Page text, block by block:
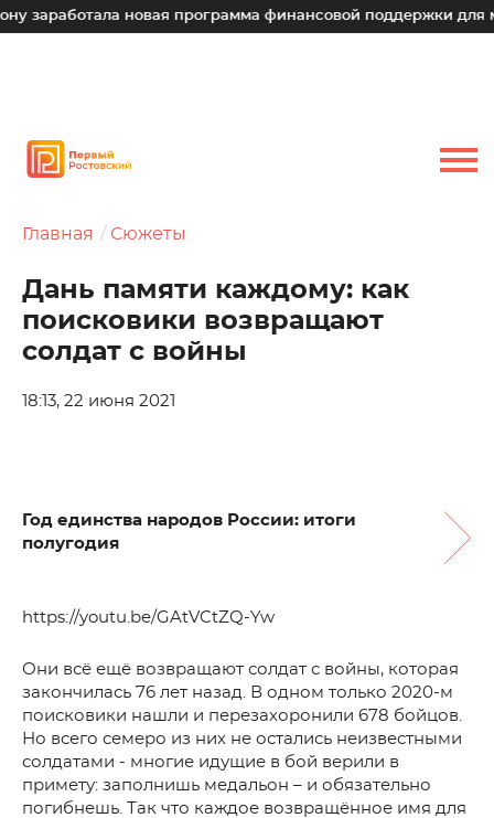
новая программа финансовой поддержки для малых
Главная Сюжеты
Дань памяти каждому: как
поисковики возвращают
солдат с войны
18:13, 22 июня 2021
Год единства народов России: итоги
полугодия
https://youtu.be/GAtVCtZQ-Yw
Они всё ещё возвращают солдат с войны, которая
закончилась 76 лет назад. В одном только 2020-м
поисковики нашли и перезахоронили 678 бойцов.
Но всего семеро из них не остались неизвестными
солдатами - многие идущие в бой верили в
примету: заполнишь медальон – и обязательно
погибнешь. Так что каждое возвращённое имя для